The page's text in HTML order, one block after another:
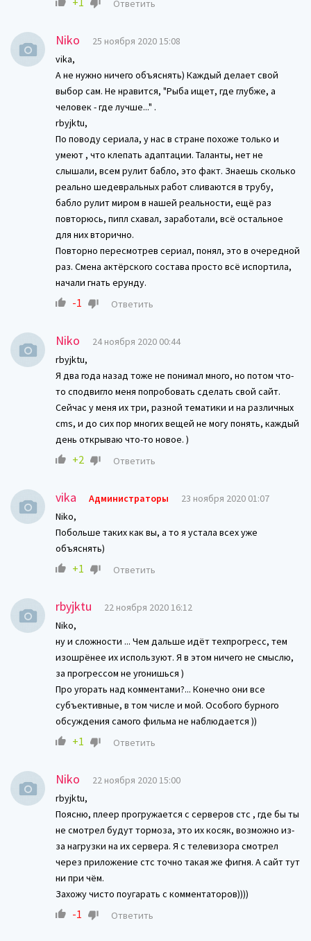
Ответить
Niko
25 ноября 2020 15:08
vika,
А не нужно ничего объяснять) Каждый делает свой
выбор сам. Не нравится, "Рыба ищет, где глубже, а
человек - где лучше..." .
rbyjktu,
По поводу сериала, у нас в стране похоже только и
умеют , что клепать адаптации. Таланты, нет не
слышали, всем рулит бабло, это факт. Знаешь сколько
реально шедевральных работ сливаются в трубу,
бабло рулит миром в нашей реальности, ещё раз
повторюсь, пипл схавал, заработали, всё остальное
для них вторично.
Повторно пересмотрев сериал, понял, это в очередной
раз. Смена актёрского состава просто всё испортила,
начали гнать ерунду.
-1 Ответить
Niko
24 ноября 2020 00:44
rbyjktu,
Я два года назад тоже не понимал много, но потом что-
то сподвигло меня попробовать сделать свой сайт.
Сейчас у меня их три, разной тематики и на различных
cms, и до сих пор многих вещей не могу понять, каждый
день открываю что-то новое. )
+2 Ответить
vika Администраторы
23 ноября 2020 01:07
Niko,
Побольше таких как вы, а то я устала всех уже
объяснять)
+1 Ответить
rbyjktu
22 ноября 2020 16:12
Niko,
ну и сложности ... Чем дальше идёт техпрогресс, тем
изошрёнее их используют. Я в этом ничего не смыслю,
за прогрессом не угонишься )
Про угорать над комментами?... Конечно они все
субъективные, в том числе и мой. Особого бурного
обсуждения самого фильма не наблюдается ))
+1 Ответить
Niko
22 ноября 2020 15:00
rbyjktu,
Поясню, плеер прогружается с серверов стс , где бы ты
не смотрел будут тормоза, это их косяк, возможно из-
за нагрузки на их сервера. Я с телевизора смотрел
через приложение стс точно такая же фигня. А сайт тут
ни при чём.
Захожу чисто поугарать с комментаторов))))
-1 Ответить